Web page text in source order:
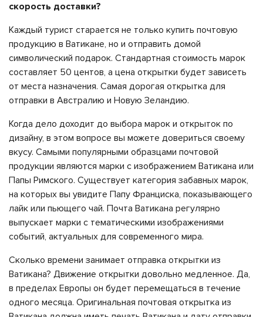
скорость доставки?
Каждый турист старается не только купить почтовую
продукцию в Ватикане, но и отправить домой
символический подарок. Стандартная стоимость марок
составляет 50 центов, а цена открытки будет зависеть
от места назначения. Самая дорогая открытка для
отправки в Австралию и Новую Зеландию.
Когда дело доходит до выбора марок и открыток по
дизайну, в этом вопросе вы можете довериться своему
вкусу. Самыми популярными образцами почтовой
продукции являются марки с изображением Ватикана или
Папы Римского. Существует категория забавных марок,
на которых вы увидите Папу Франциска, показывающего
лайк или пьющего чай. Почта Ватикана регулярно
выпускает марки с тематическими изображениями
событий, актуальных для современного мира.
Сколько времени занимает отправка открытки из
Ватикана? Движение открытки довольно медленное. Да,
в пределах Европы он будет перемещаться в течение
одного месяца. Оригинальная почтовая открытка из